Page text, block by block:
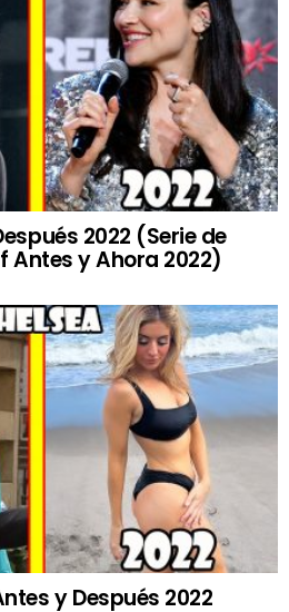
2022 (Serie de
Antes y Ahora 2022)
y Después 2022